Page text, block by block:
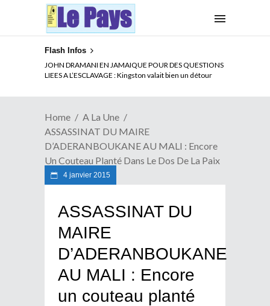
Flash Infos
ELECTION DE TALON A LA TETE DU SENAT BENINOIS :
Quand Patrice quitte le pouvoir sans partir !
Home
A La Une
ASSASSINAT DU MAIRE
D’ADERANBOUKANE AU MALI : Encore
Un Couteau Planté Dans Le Dos De La Paix
4 janvier 2015
ASSASSINAT DU
MAIRE
D’ADERANBOUKANE
AU MALI : Encore
un couteau planté